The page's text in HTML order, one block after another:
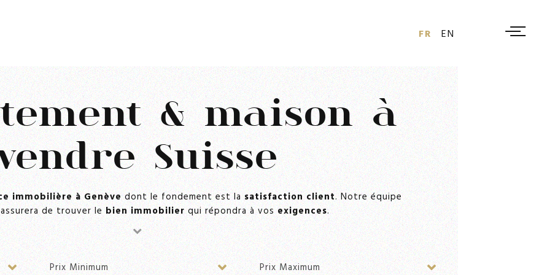
FR EN
& maison à
Suisse
immobilière à Genèvedont le fondement est lasatisfaction client. Notre équipe
de trouver lebien immobilierqui répondra à vosexigences.
Prix Minimum Prix Maximum